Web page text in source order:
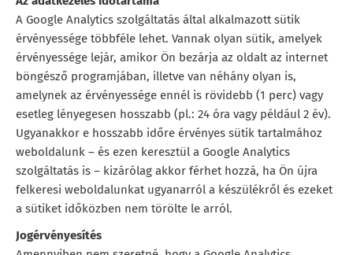
A Google Analytics szolgáltatás által alkalmazott sütik
érvényessége többféle lehet. Vannak olyan sütik, amelyek
érvényessége lejár, amikor Ön bezárja az oldalt az internet
böngésző programjában, illetve van néhány olyan is,
amelynek az érvényessége ennél is rövidebb (1 perc) vagy
esetleg lényegesen hosszabb (pl.: 24 óra vagy például 2 év).
Ugyanakkor e hosszabb időre érvényes sütik tartalmához
weboldalunk – és ezen keresztül a Google Analytics
szolgáltatás is – kizárólag akkor férhet hozzá, ha Ön újra
felkeresi weboldalunkat ugyanarról a készülékről és ezeket
a sütiket időközben nem törölte le arról.
Jogérvényesítés